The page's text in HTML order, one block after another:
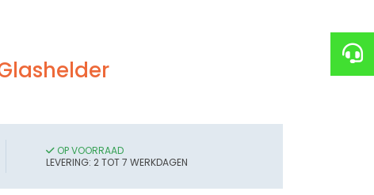
OP VOORRAAD
LEVERING: 2 TOT 7 WERKDAGEN